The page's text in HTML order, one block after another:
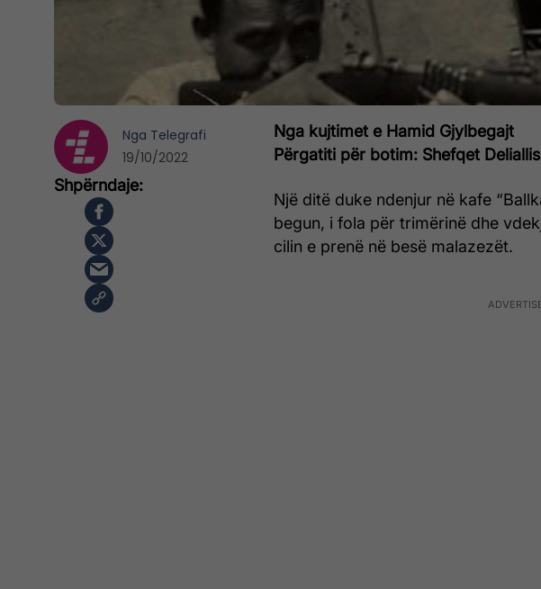
Nga kujtimet e Hamid Gjylbegajt
Përgatiti për botim: Shefqet
Një ditë duke ndenjur në kafe
begun, i fola për trimërinë dhe
cilin e prenë në besë malazezët.
Nga Telegrafi
19/10/2022